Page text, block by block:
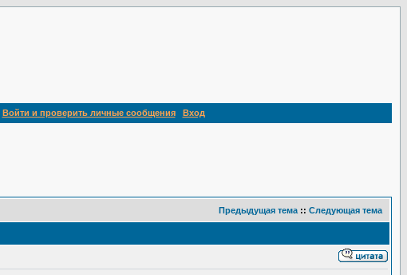
Войти и проверить личные сообщения Вход
Предыдущая тема :: Следующая тема